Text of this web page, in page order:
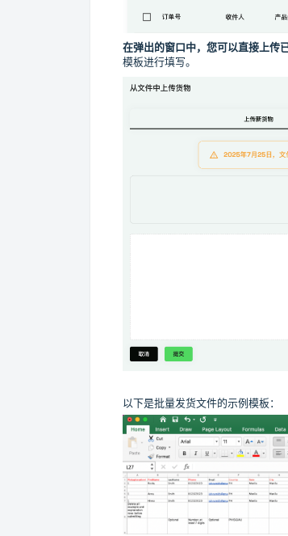
在弹出的窗口中，您可以直接上传
模板进行填写。
以下是批量发货文件的示例模板：